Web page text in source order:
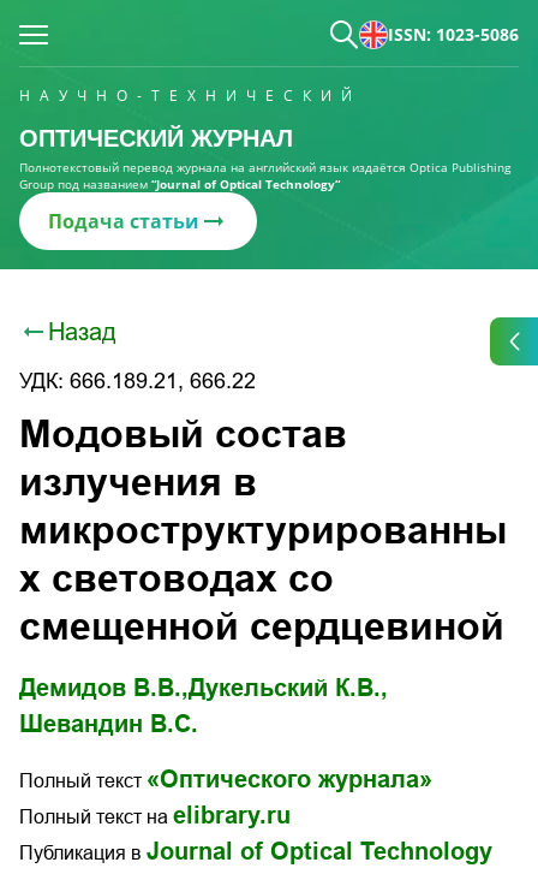
ISSN: 1023-5086
НАУЧНО-ТЕХНИЧЕСКИЙ
ОПТИЧЕСКИЙ ЖУРНАЛ
Полнотекстовый перевод журнала на английский язык издаётся Optica Publishing
Group под названием “Journal of Optical Technology“
Подача статьи
Назад
УДК: 666.189.21, 666.22
Модовый состав
излучения в
микроструктурированны
х световодах со
смещенной сердцевиной
Демидов В.В.,Дукельский К.В.,
Шевандин В.С.
Полный текст «Оптического журнала»
Полный текст на elibrary.ru
Публикация в Journal of Optical Technology